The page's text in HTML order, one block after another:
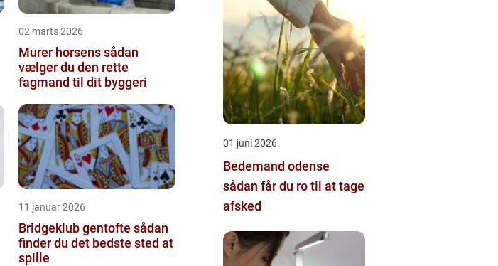
02 marts 2026
Murer horsens sådan
vælger du den rette
fagmand til dit byggeri
11 januar 2026
Bridgeklub gentofte sådan
finder du det bedste sted at
spille
01 juni 2026
Bedemand odense
sådan får du ro til at tage
afsked